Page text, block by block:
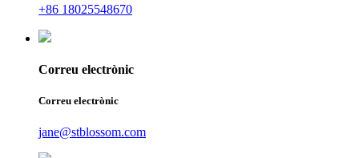
+86 18025548670
Correu electrònic
Correu electrònic
jane@stblossom.com